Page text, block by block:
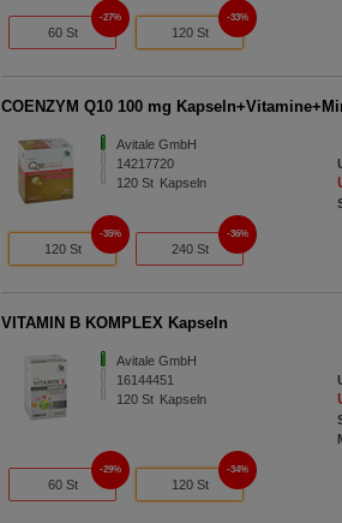
60 St
27%
120 St
33%
COENZYM Q10 100 mg
Avitale GmbH
14217720
120St Kapseln
120 St
35%
240 St
36%
VITAMIN B KOMPLEX Kapseln
Avitale GmbH
16144451
120St Kapseln
60 St
29%
120 St
34%